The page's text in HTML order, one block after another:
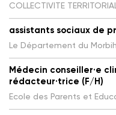
COLLECTIVITE
assistants sociaux de
Le Département du
Médecin conseiller·e
rédacteur·trice (F/H)
Ecole des Parents et